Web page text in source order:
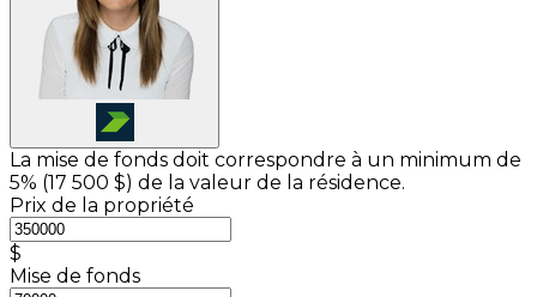
La mise de fonds doit correspondre à un minimum de
5% (17 500 $) de la valeur de la résidence.
Prix de la propriété
$
Mise de fonds